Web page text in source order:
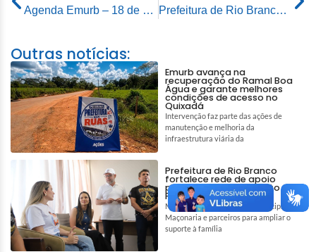
Agenda Emurb – 18 de dezembro de 2024
Prefeitura de Rio Branco promove evento sobre saúde bucal para crianças autistas
Outras notícias:
Emurb avança na
recuperação do Ramal Boa
Água e garante melhores
condições de acesso no
Quixadá
Intervenção faz parte das ações de
manutenção e melhoria da
infraestrutura viária da
Prefeitura de Rio Branco
fortalece rede de apoio
para auxiliar tratamento de
Pedro e Tiago
Mobilização reúne gestão municipal,
Maçonaria e parceiros para ampliar o
suporte à família